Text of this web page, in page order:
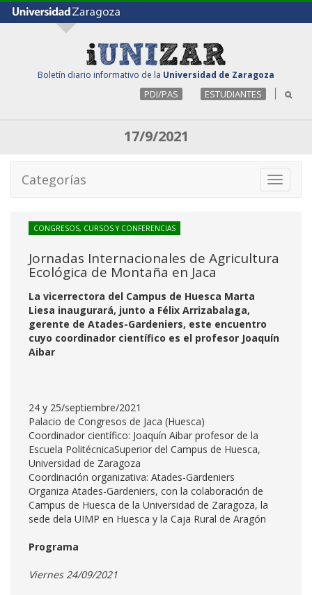
Boletín diario informativo de la Universidad de Zaragoza
PDI/PAS ESTUDIANTES
17/9/2021
Toggle
Categorías
CONGRESOS, CURSOS Y CONFERENCIAS
Jornadas Internacionales de Agricultura
Ecológica de Montaña en Jaca
La vicerrectora del Campus de Huesca Marta
Liesa inaugurará, junto a Félix Arrizabalaga,
gerente de Atades-Gardeniers, este encuentro
cuyo coordinador científico es el profesor Joaquín
Aibar
24 y 25/septiembre/2021
Palacio de Congresos de Jaca (Huesca)
Coordinador científico: Joaquín Aibar profesor de la
Escuela PolitécnicaSuperior del Campus de Huesca,
Universidad de Zaragoza
Coordinación organizativa: Atades-Gardeniers
Organiza Atades-Gardeniers, con la colaboración de
Campus de Huesca de la Universidad de Zaragoza, la
sede dela UIMP en Huesca y la Caja Rural de Aragón
Programa
Viernes 24/09/2021